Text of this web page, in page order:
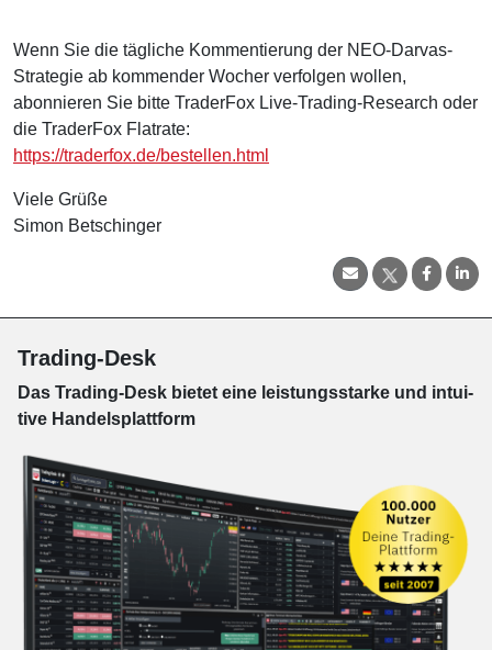
Wenn Sie die tägliche Kommentierung der NEO-Darvas-
Strategie ab kommender Wocher verfolgen wollen,
abonnieren Sie bitte TraderFox Live-Trading-Research oder
die TraderFox Flatrate:
https://traderfox.de/bestellen.html
Viele Grüße
Simon Betschinger
Trading-Desk
Das Trading-Desk bie­tet eine leis­tungs­star­ke und in­tui­
tive Han­dels­platt­form